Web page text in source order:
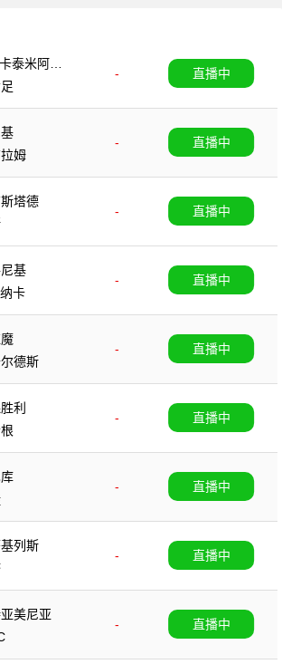
泰米阿女
-
直播中
-
姆
直播中
塔德
-
直播中
基
-
卡
直播中
-
德斯
直播中
利
-
直播中
-
直播中
列斯
-
直播中
美尼亚
-
直播中